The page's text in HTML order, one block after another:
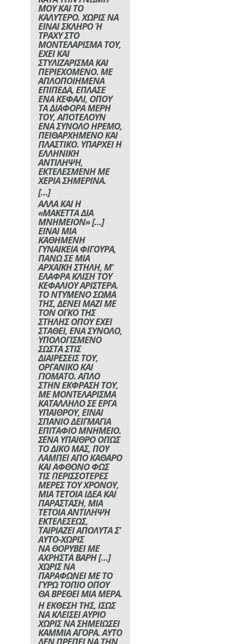
ΜΟΥ ΚΑΙ ΤΟ
ΚΑΛΥΤΕΡΟ. ΧΩΡΙΣ ΝΑ
ΕΙΝΑΙ ΣΚΛΗΡΟ Ή
ΤΡΑΧΥ ΣΤΟ
ΜΟΝΤΕΛΑΡΙΣΜΑ ΤΟΥ,
ΕΧΕΙ ΚΑΙ
ΣΤΥΛΙΖΑΡΙΣΜΑ ΚΑΙ
ΠΕΡΙΕΧΟΜΕΝΟ. ΜΕ
ΑΠΛΟΠΟΙΗΜΕΝΑ
ΕΠΙΠΕΔΑ, ΕΠΛΑΣΕ
ΕΝΑ ΚΕΦΑΛΙ, ΟΠΟΥ
ΤΑ ΔΙΑΦΟΡΑ ΜΕΡΗ
ΤΟΥ, ΑΠΟΤΕΛΟΥΝ
ΕΝΑ ΣΥΝΟΛΟ ΗΡΕΜΟ,
ΠΕΙΘΑΡΧΗΜΕΝΟ ΚΑΙ
ΠΛΑΣΤΙΚΟ. ΥΠΑΡΧΕΙ Η
ΕΛΛΗΝΙΚΗ
ΑΝΤΙΛΗΨΗ,
ΕΚΤΕΛΕΣΜΕΝΗ ΜΕ
ΧΕΡΙΑ ΣΗΜΕΡΙΝΑ.
[…]
ΑΛΛΑ ΚΑΙ Η
«ΜΑΚΕΤΤΑ ΔΙΑ
ΜΝΗΜΕΙΟΝ» […]
ΕΙΝΑΙ ΜΙΑ
ΚΑΘΗΜΕΝΗ
ΓΥΝΑΙΚΕΙΑ ΦΙΓΟΥΡΑ,
ΠΑΝΩ ΣΕ ΜΙΑ
ΑΡΧΑΪΚΗ ΣΤΗΛΗ, Μ’
ΕΛΑΦΡΑ ΚΛΙΣΗ ΤΟΥ
ΚΕΦΑΛΙΟΥ ΑΡΙΣΤΕΡΑ.
ΤΟ ΝΤΥΜΕΝΟ ΣΩΜΑ
ΤΗΣ, ΔΕΝΕΙ ΜΑΖΙ ΜΕ
ΤΟΝ ΟΓΚΟ ΤΗΣ
ΣΤΗΛΗΣ ΟΠΟΥ ΕΧΕΙ
ΣΤΑΘΕΙ, ΕΝΑ ΣΥΝΟΛΟ,
ΥΠΟΛΟΓΙΣΜΕΝΟ
ΣΩΣΤΑ ΣΤΙΣ
ΔΙΑΙΡΕΣΕΙΣ ΤΟΥ,
ΟΡΓΑΝΙΚΟ ΚΑΙ
ΓΙΟΜΑΤΟ. ΑΠΛΟ
ΣΤΗΝ ΕΚΦΡΑΣΗ ΤΟΥ,
ΜΕ ΜΟΝΤΕΛΑΡΙΣΜΑ
ΚΑΤΑΛΛΗΛΟ ΣΕ ΕΡΓΑ
ΥΠΑΙΘΡΟΥ, ΕΙΝΑΙ
ΣΠΑΝΙΟ ΔΕΙΓΜΑΓΙΑ
ΕΠΙΤΑΦΙΟ ΜΝΗΜΕΙΟ.
Σ΄ΕΝΑ ΥΠΑΙΘΡΟ ΟΠΩΣ
ΤΟ ΔΙΚΟ ΜΑΣ, ΠΟΥ
ΛΑΜΠΕΙ ΑΠΟ ΚΑΘΑΡΟ
ΚΑΙ ΑΦΘΟΝΟ ΦΩΣ
ΤΙΣ ΠΕΡΙΣΣΟΤΕΡΕΣ
ΜΕΡΕΣ ΤΟΥ ΧΡΟΝΟΥ,
ΜΙΑ ΤΕΤΟΙΑ ΙΔΕΑ ΚΑΙ
ΠΑΡΑΣΤΑΣΗ, ΜΙΑ
ΤΕΤΟΙΑ ΑΝΤΙΛΗΨΗ
ΕΚΤΕΛΕΣΕΩΣ,
ΤΑΙΡΙΑΖΕΙ ΑΠΟΛΥΤΑ Σ’
ΑΥΤΟ-ΧΩΡΙΣ
ΝΑ ΘΟΡΥΒΕΙ ΜΕ
ΑΧΡΗΣΤΑ ΒΑΡΗ […]
ΧΩΡΙΣ ΝΑ
ΠΑΡΑΦΩΝΕΙ ΜΕ ΤΟ
ΓΥΡΩ ΤΟΠΙΟ ΟΠΟΥ
ΘΑ ΒΡΕΘΕΙ ΜΙΑ ΜΕΡΑ.
Η ΕΚΘΕΣΗ ΤΗΣ, ΙΣΩΣ
ΝΑ ΚΛΕΙΣΕΙ ΑΥΡΙΟ
ΧΩΡΙΣ ΝΑ ΣΗΜΕΙΩΣΕΙ
ΚΑΜΜΙΑ ΑΓΟΡΑ. ΑΥΤΟ
ΔΕΝ ΠΡΕΠΕΙ ΝΑ ΤΗΝ